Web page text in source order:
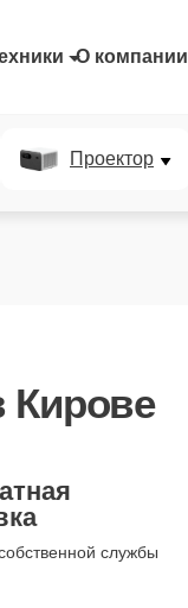
О компании
Проектор
Кирове
службы